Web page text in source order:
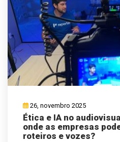
26, novembro 2025
Ética e IA no
onde as empresas
roteiros e vozes?